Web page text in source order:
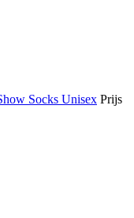
Socks Unisex Prijs